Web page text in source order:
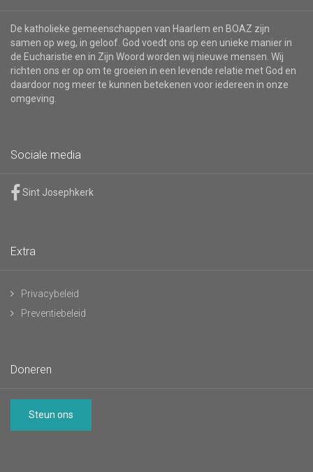
De katholieke gemeenschappen van Haarlem en BOAZ zijn
samen op weg, in geloof. God voedt ons op een unieke manier in
de Eucharistie en in Zijn Woord worden wij nieuwe mensen. Wij
richten ons er op om te groeien in een levende relatie met God en
daardoor nog meer te kunnen betekenen voor iedereen in onze
omgeving.
Sociale media
Sint Josephkerk
Extra
Privacybeleid
Preventiebeleid
Doneren
Steun ons